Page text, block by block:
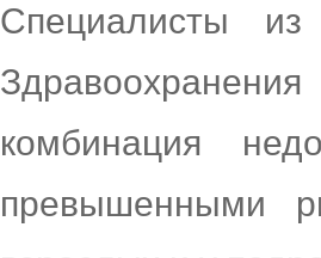
Специалисты из
комбинация
превышенными